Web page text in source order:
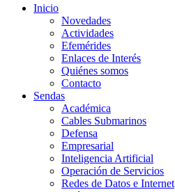
Inicio
Novedades
Actividades
Efemérides
Enlaces de Interés
Quiénes somos
Contacto
Sendas
Académica
Cables Submarinos
Defensa
Empresarial
Inteligencia Artificial
Operación de Servicios
Redes de Datos e Internet